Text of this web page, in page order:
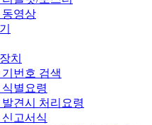
동영상
치
번호 검색
별요령
견시 처리요령
고서식